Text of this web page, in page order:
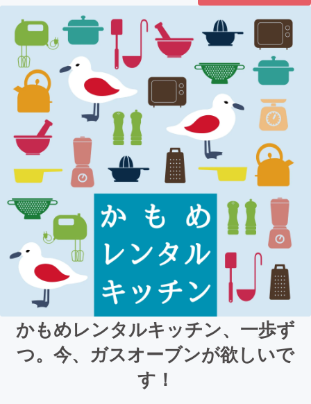
かもめレンタルキッチン、一歩ず
つ。今、ガスオーブンが欲しいで
す！